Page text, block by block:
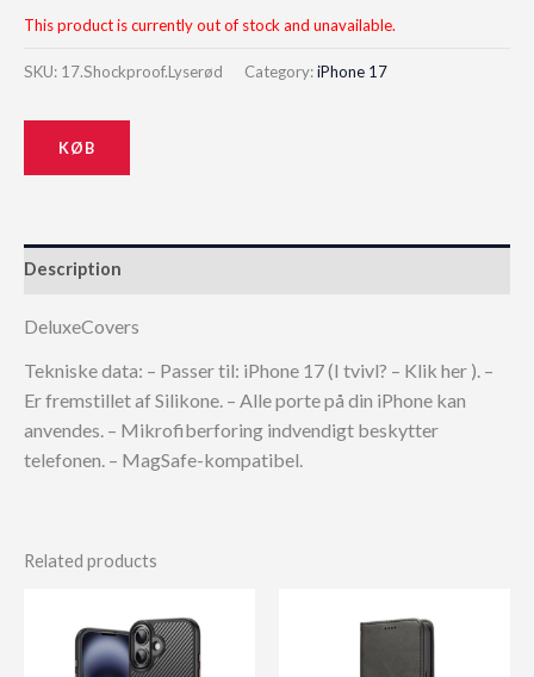
This product is currently out of stock and unavailable.
SKU: 17.Shockproof.Lyserød Category:iPhone 17
KØB
Description
DeluxeCovers
Tekniske data: – Passer til: iPhone 17 (I tvivl? – Klik her ). –
Er fremstillet af Silikone. – Alle porte på din iPhone kan
anvendes. – Mikrofiberforing indvendigt beskytter
telefonen. – MagSafe-kompatibel.
Related products